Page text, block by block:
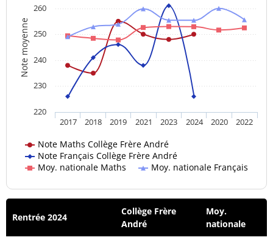
Note moyenne
Note Maths Collège Frère André
Note Français Collège Frère André
Moy. nationale Maths
Moy. nationale Français
2017 2018 2019 2021 2023 2024 2020 2022
220
230
240
250
260
Rentrée 2024
Collège Frère
André
Moy.
nationale